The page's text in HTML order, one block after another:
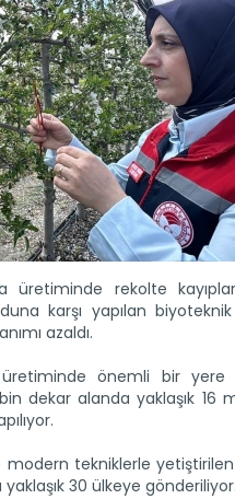
üretiminde rekolte
karşı yapılan
azaldı.
önemli bir yere
dekar alanda yaklaşık 16
modern tekniklerle
yaklaşık 30 ülkeye gönderiliyor.